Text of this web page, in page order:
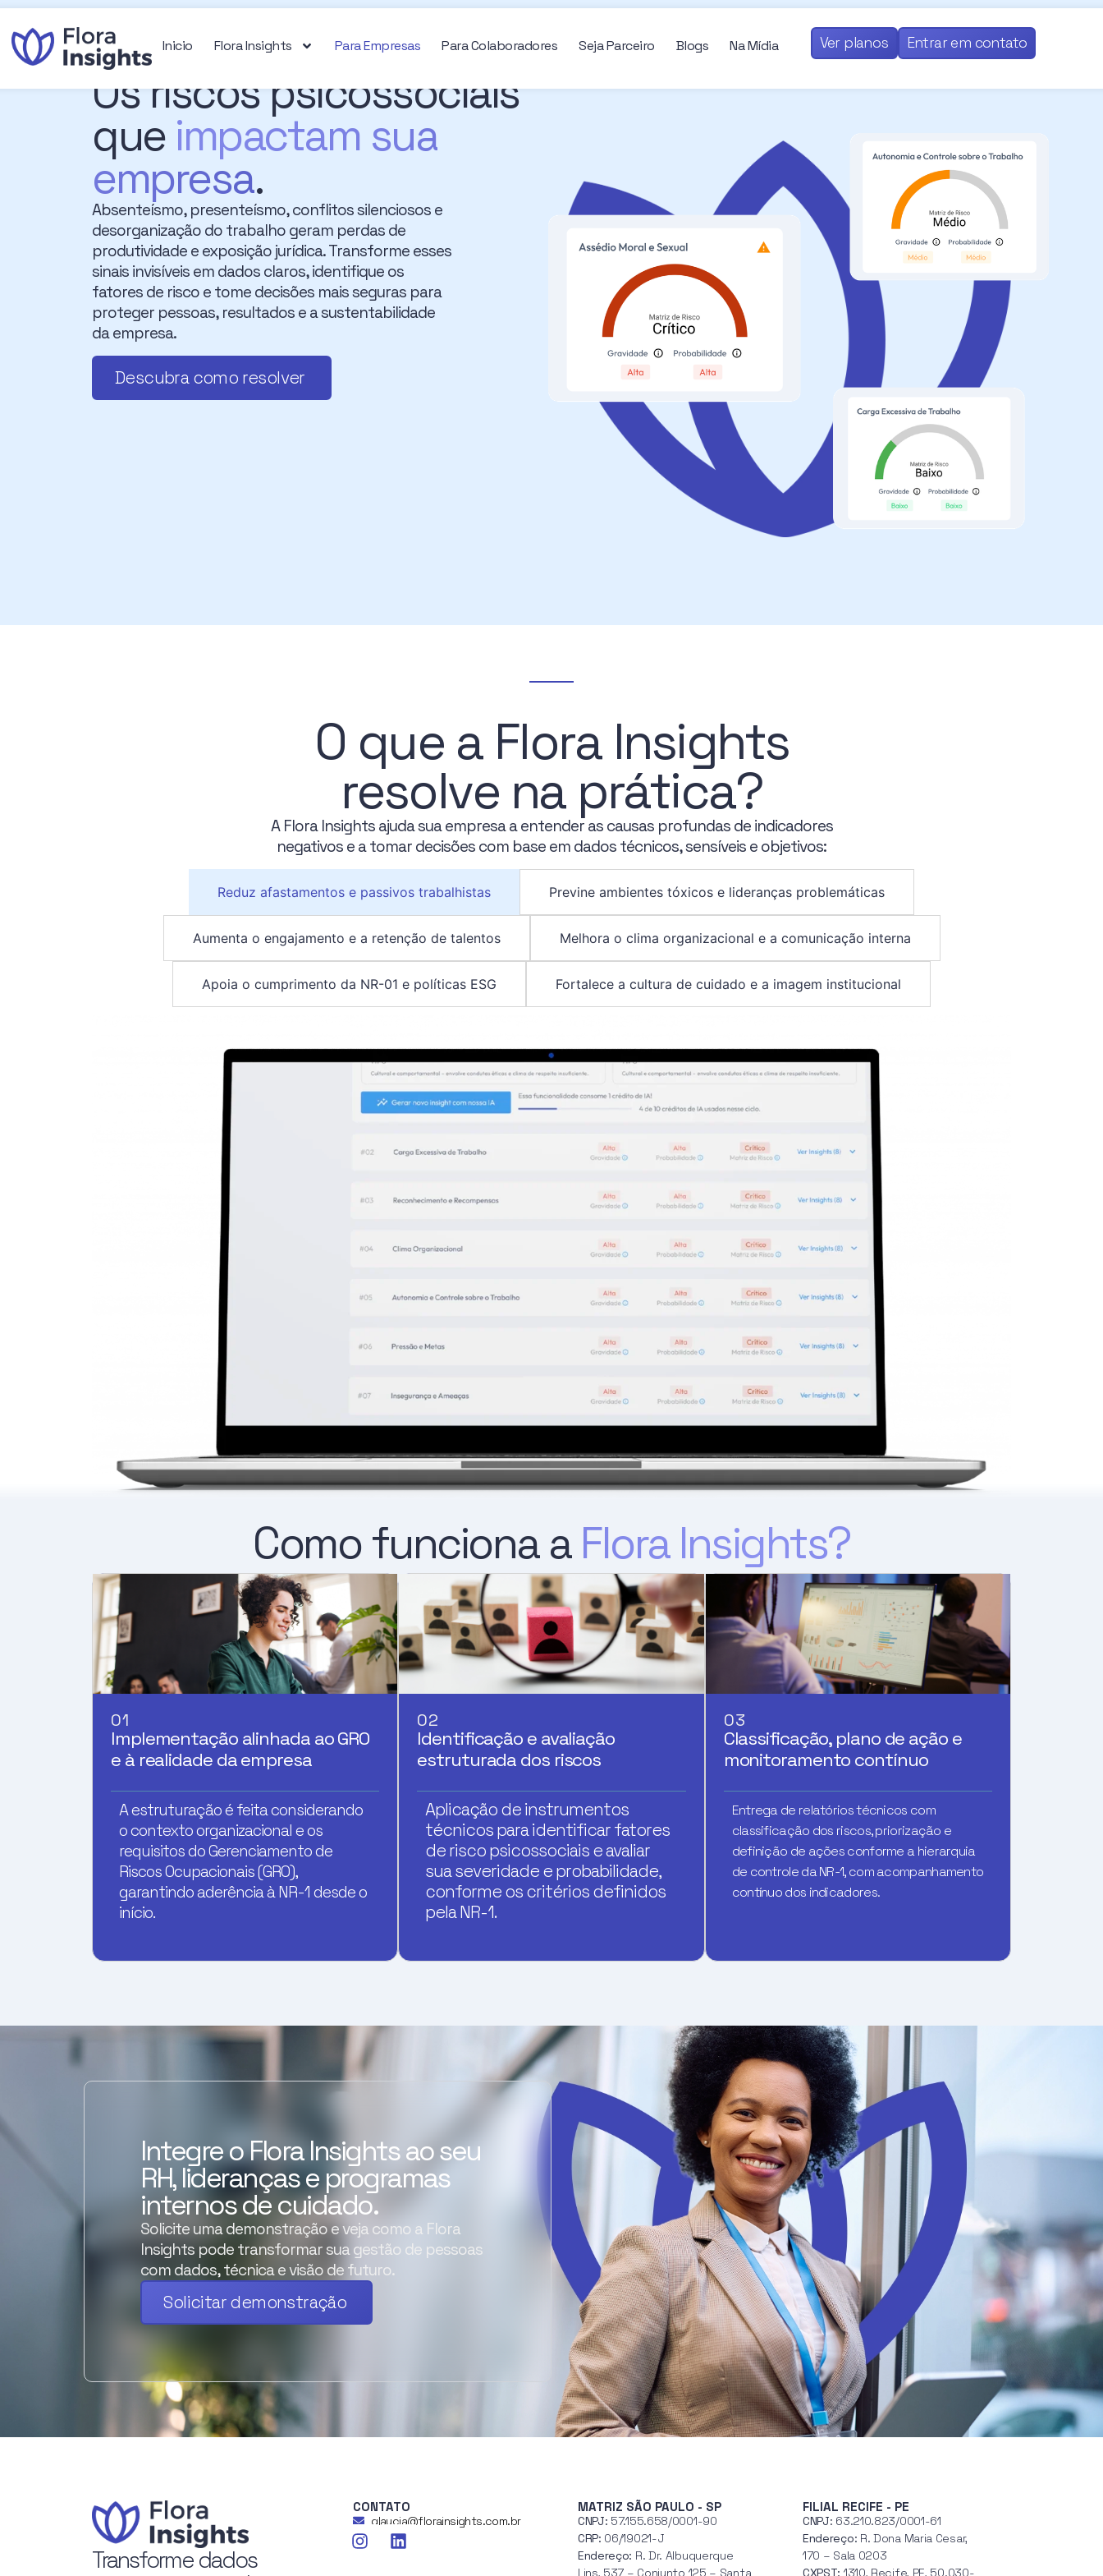
Inicio Flora Insights Para Empresas Para Colaboradores Seja Parceiro Blogs Na Mídia Ver planos Entrar em contato
Os riscos psicossociais
que impactam sua
empresa.
Absenteísmo, presenteísmo, conflitos silenciosos e
desorganização do trabalho geram perdas de
produtividade e exposição jurídica. Transforme esses
sinais invisíveis em dados claros, identifique os
fatores de risco e tome decisões mais seguras para
proteger pessoas, resultados e a sustentabilidade
da empresa.
Descubra como resolver
O que a Flora Insights
resolve na prática?
A Flora Insights ajuda sua empresa a entender as causas profundas de indicadores
negativos e a tomar decisões com base em dados técnicos, sensíveis e objetivos:
Reduz afastamentos e passivos trabalhistas Previne ambientes tóxicos e lideranças problemáticas
Aumenta o engajamento e a retenção de talentos Melhora o clima organizacional e a comunicação interna
Apoia o cumprimento da NR-01 e políticas ESG Fortalece a cultura de cuidado e a imagem institucional
Como funciona a Flora Insights?
01
Implementação alinhada ao GRO
e à realidade da empresa
A estruturação é feita considerando
o contexto organizacional e os
requisitos do Gerenciamento de
Riscos Ocupacionais (GRO),
garantindo aderência à NR-1 desde o
início.
02
Identificação e avaliação
estruturada dos riscos
Aplicação de instrumentos
técnicos para identificar fatores
de risco psicossociais e avaliar
sua severidade e probabilidade,
conforme os critérios definidos
pela NR-1.
03
Classificação, plano de ação e
monitoramento contínuo
Entrega de relatórios técnicos com
classificação dos riscos, priorização e
definição de ações conforme a hierarquia
de controle da NR-1, com acompanhamento
contínuo dos indicadores.
Integre o Flora Insights ao seu
RH, lideranças e programas
internos de cuidado.
Solicite uma demonstração e veja como a Flora
Insights pode transformar sua gestão de pessoas
com dados, técnica e visão de futuro.
Solicitar demonstração
Transforme dados
CONTATO
glaucia@florainsights.com.br
MATRIZ SÃO PAULO - SP
CNPJ: 57.155.658/0001-90
CRP: 06/19021-J
Endereço: R. Dr. Albuquerque
Lins, 537 – Conjunto 125 – Santa
FILIAL RECIFE - PE
CNPJ: 63.210.823/0001-61
Endereço: R. Dona Maria Cesar,
170 – Sala 0203
CXPST: 1310, Recife, PE, 50.030-